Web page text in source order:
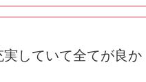
実していて全てが良か